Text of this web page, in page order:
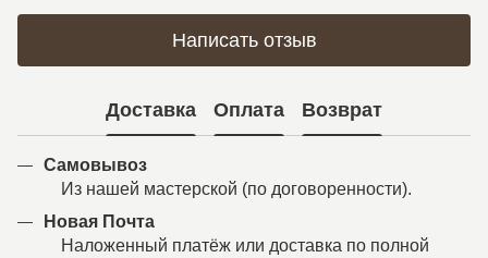
Написать отзыв
Доставка Оплата Возврат
Самовывоз
Из нашей мастерской (по договоренности).
Новая Почта
Наложенный платёж или доставка по полной